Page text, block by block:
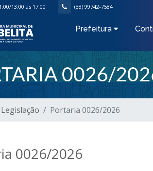
13:00 às 17:00 (38) 99742-7584
Prefeitura
0026/
Legislação Portaria 0026/2026
0026/2026